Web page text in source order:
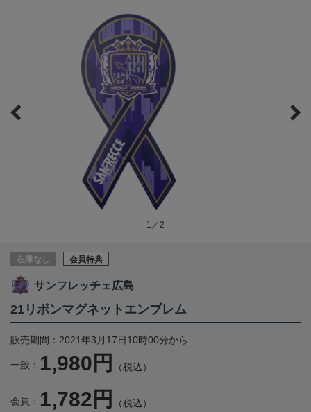
1／2
在庫なし 会員特典
サンフレッチェ広島
21リボンマグネットエンブレム
販売期間：2021年3月17日10時00分から
一般： 1,980円 （税込）
会員： 1,782円 （税込）